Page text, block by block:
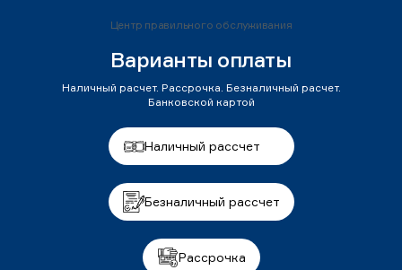
Центр правильного обслуживания
Варианты оплаты
Наличный расчет. Рассрочка. Безналичный расчет.
Банковской картой
Наличный рассчет
Безналичный рассчет
Рассрочка